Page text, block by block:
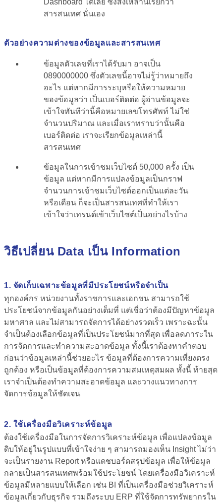
Dashboard ได้เลย ซึ่งสิ่งเหล่านี้เรียกว่า
สารสนเทศ นั่นเอง
ตัวอย่างความต่างของข้อมูลและสารสนเทศ
ข้อมูลตัวเลขที่เราได้รับมา อาจเป็น
0890000000 ซึ่งตัวเลขนี้อาจไม่รู้ว่าหมายถึง
อะไร แต่หากมีการระบุหรือให้ความหมาย
ของข้อมูลว่า เป็นเบอร์ติดต่อ ผู้อ่านข้อมูลจะ
เข้าใจทันทีว่านี้คือหมายเลขโทรศัพท์ ไม่ใช่
จำนวนปริมาณ และเมื่อเราทราบว่านั้นคือ
เบอร์ติดต่อ เราจะเรียกข้อมูลเหล่านี้
สารสนเทศ
ข้อมูลในการเข้าชมเว็บไซต์ 50,000 ครั้ง เป็น
ข้อมูล แต่หากมีการแปลงข้อมูลเป็นกราฟ
จำนวนการเข้าชมเว็บไซต์ออกเป็นแต่ละวัน
หรือเดือน ก็จะเป็นสารสนเทศที่ทำให้เรา
เข้าใจว่าเทรนด์เข้าเว็บไซต์เป็นอย่างไรบ้าง
วิธีเปลี่ยน Data เป็น Information
1. จัดเก็บเฉพาะข้อมูลที่มีประโยชน์หรือจำเป็น
ทุกองค์กร หน่วยงานทั้งราชการและเอกชน สามารถใช้
ประโยชน์จากข้อมูลกันอย่างเต็มที่ แต่เชื่อว่าต้องมีปัญหาข้อมูล
มหาศาล และไม่สามารถจัดการได้อย่างรวดเร็ว เพราะฉะนั้น
จำเป็นต้องเลือกข้อมูลที่เป็นประโยชน์มากที่สุด เพื่อลดภาระใน
การจัดการและทำความสะอาดข้อมูล ทั้งนี้เราต้องหาคำตอบ
ก่อนว่าข้อมูลเหล่านี้ช่วยอะไร ข้อมูลที่ต้องการความเที่ยงตรง
ถูกต้อง หรือเป็นข้อมูลที่ต้องการความสมเหตุสมผล ทั้งนี้ ท้ายสุด
เราจำเป็นต้องทำความสะอาดข้อมูล และวางแนวทางการ
จัดการข้อมูลให้ชัดเจน
2. ใช้เครื่องมือวิเคราะห์ข้อมูล
ต้องใช้เครื่องมือในการจัดการวิเคราะห์ข้อมูล เพื่อแปลงข้อมูล
ดิบให้อยู่ในรูปแบบที่เข้าใจง่าย ๆ สามารถมองเห็น Insight ไม่ว่า
จะเป็นรายงาน Report หรือแดชบอร์ดสรุปข้อมูล เพื่อให้ข้อมูล
กลายเป็นสารสนเทศพร้อมใช้ประโยชน์ โดยเครื่องมือวิเคราะห์
ข้อมูลมีหลายแบบให้เลือก เช่น BI ที่เป็นเครื่องมือช่วยวิเคราะห์
ข้อมูลเกี่ยวกับธุรกิจ รวมถึงระบบ ERP ที่ใช้จัดการทรัพยากรใน